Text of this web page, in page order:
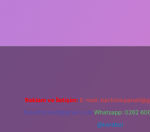
Reklam ve İletişim: E-mail:
forumhizmeti@gmail.com Whatsapp: 0262
@karabul